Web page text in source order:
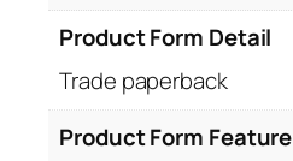
Product Form Detail
Trade paperback
Product Form Feature